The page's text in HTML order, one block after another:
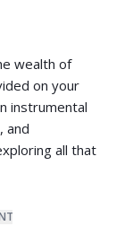
wealth of
on your
instrumental
and
all that